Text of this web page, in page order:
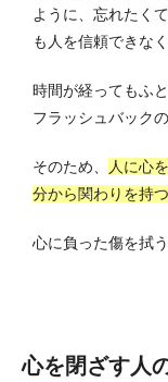
ように、忘れたく
も人を信頼できな
時間が経ってもふ
フラッシュバック
そのため、
人に心
分から関わりを持
心に負った傷を拭
心を閉ざす人